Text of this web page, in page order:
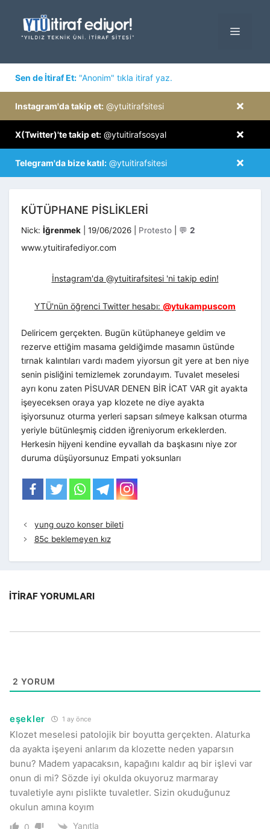
MENÜ
Sen de İtiraf Et: "Anonim" tıkla itiraf yaz.
×
Instagram'da takip et: @ytuitirafsitesi
×
X(Twitter)'te takip et: @ytuitirafsosyal
×
Telegram'da bize katıl: @ytuitirafsitesi
KÜTÜPHANE PISLIKLERI
Nick: İğrenmek 19/06/2026 Kategoriler
Protesto 💬 2
www.ytuitirafediyor.com
İnstagram'da @ytuitirafsitesi 'ni takip edin!
YTÜ'nün öğrenci Twitter hesabı: @ytukampuscom
Deliricem gerçekten. Bugün kütüphaneye geldim ve
rezerve ettiğim masama geldiğimde masamın üstünde
tırnak kalıntıları vardı madem yiyorsun git yere at ben niye
senin pisliğini temizlemek zorundayım. Tuvalet meselesi
ayrı konu zaten PİSUVAR DENEN BİR İCAT VAR git ayakta
işeyeceksen oraya yap klozete ne diye ayakta
işiyorsunuz oturma yerleri sapsarı sılmeye kalksan oturma
yeriyle bütünleşmiş cidden iğreniyorum erkeklerden.
Herkesin hijyeni kendine eyvallah da başkasını niye zor
duruma düşüyorsunuz Empati yoksunları
yung ouzo konser bileti
85c beklemeyen kız
İTIRAF YORUMLARI
2 YORUM
eşekler 1 ay önce
Klozet meselesi patolojik bir boyutta gerçekten. Alaturka
da ayakta işeyeni anlarım da klozette neden yaparsın
bunu? Madem yapacaksın, kapağını kaldır aq bir işlevi var
onun di mi? Sözde iyi okulda okuyoruz marmaray
tuvaletiyle aynı pislikte tuvaletler. Sizin okuduğunuz
okulun amına koyım
0 Yanıtla